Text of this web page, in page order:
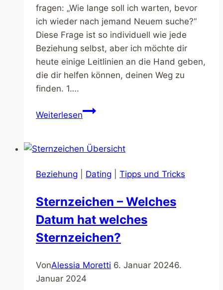
fragen: „Wie lange soll ich warten, bevor
ich wieder nach jemand Neuem suche?“
Diese Frage ist so individuell wie jede
Beziehung selbst, aber ich möchte dir
heute einige Leitlinien an die Hand geben,
die dir helfen können, deinen Weg zu
finden. 1….
WeiterlesenWie
ich
einer
Beziehung
warten,
um
wieder
jemand
Neuem
Beziehung Dating Tipps und Tricks
Sternzeichen – Welches
Datum hat welches
Sternzeichen?
VonAlessia Moretti 6. Januar 20246.
Januar 2024